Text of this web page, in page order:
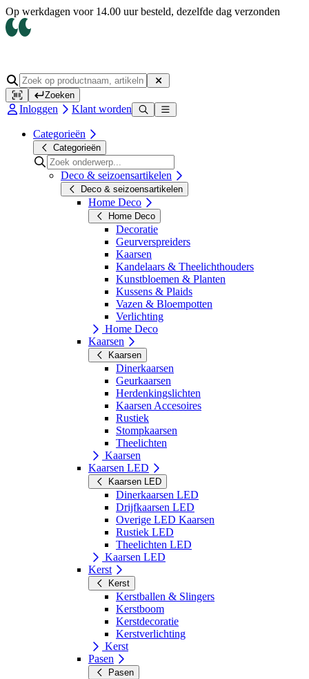
Op werkdagen voor 14.00 uur besteld, dezelfde dag verzonden
Zoeken
Inloggen Klant worden
Categorieën
Categorieën
Deco & seizoensartikelen
Deco & seizoensartikelen
Home Deco
Home Deco
Decoratie
Geurverspreiders
Kaarsen
Kandelaars & Theelichthouders
Kunstbloemen & Planten
Kussens & Plaids
Vazen & Bloempotten
Verlichting
Home Deco
Kaarsen
Kaarsen
Dinerkaarsen
Geurkaarsen
Herdenkingslichten
Kaarsen Accesoires
Rustiek
Stompkaarsen
Theelichten
Kaarsen
Kaarsen LED
Kaarsen LED
Dinerkaarsen LED
Drijfkaarsen LED
Overige LED Kaarsen
Rustiek LED
Theelichten LED
Kaarsen LED
Kerst
Kerst
Kerstballen & Slingers
Kerstboom
Kerstdecoratie
Kerstverlichting
Kerst
Pasen
Pasen